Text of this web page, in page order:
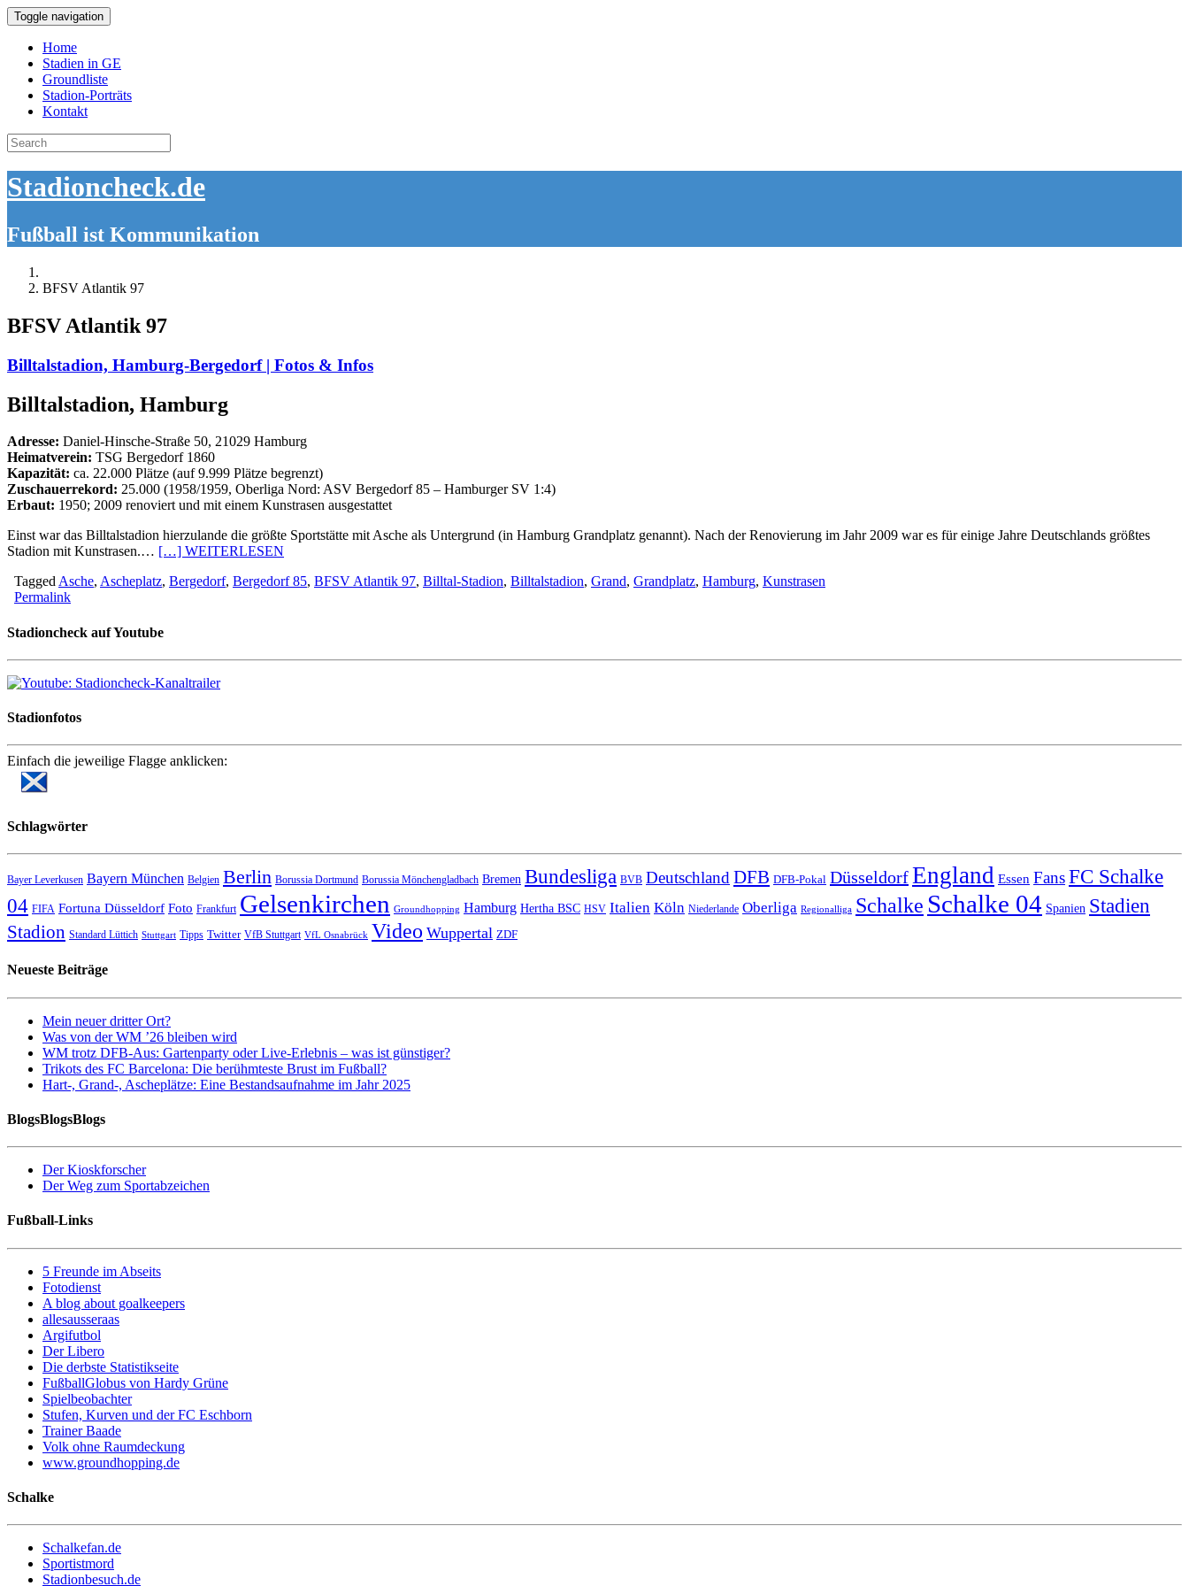
Toggle navigation
Home
Stadien in GE
Groundliste
Stadion-Porträts
Kontakt
Search
for:
Stadioncheck.de
Fußball ist Kommunikation
BFSV Atlantik 97
BFSV Atlantik 97
Billtalstadion, Hamburg-Bergedorf | Fotos & Infos
Billtalstadion, Hamburg
Adresse: Daniel-Hinsche-Straße 50, 21029 Hamburg
Heimatverein: TSG Bergedorf 1860
Kapazität: ca. 22.000 Plätze (auf 9.999 Plätze begrenzt)
Zuschauerrekord: 25.000 (1958/1959, Oberliga Nord: ASV Bergedorf 85 – Hamburger SV 1:4)
Erbaut: 1950; 2009 renoviert und mit einem Kunstrasen ausgestattet
Einst war das Billtalstadion hierzulande die größte Sportstätte mit Asche als Untergrund (in Hamburg Grandplatz genannt). Nach der Renovierung im Jahr 2009 war es für einige Jahre Deutschlands größtes
Stadion mit Kunstrasen.… […] WEITERLESEN
TaggedAsche, Ascheplatz, Bergedorf, Bergedorf 85, BFSV Atlantik 97, Billtal-Stadion, Billtalstadion, Grand, Grandplatz, Hamburg, Kunstrasen
Permalink
Stadioncheck auf Youtube
Stadionfotos
Einfach die jeweilige Flagge anklicken:
Schlagwörter
Bayer Leverkusen Bayern München Belgien Berlin Borussia Dortmund Borussia Mönchengladbach Bremen Bundesliga BVB Deutschland DFB DFB-Pokal DüsseldorfEngland Essen FansFC Schalke
04 FIFA Fortuna Düsseldorf Foto Frankfurt Gelsenkirchen Groundhopping Hamburg Hertha BSC HSV Italien Köln Niederlande Oberliga Regionalliga Schalke Schalke 04 Spanien Stadien
Stadion Standard Lüttich Stuttgart Tipps Twitter VfB Stuttgart VfL Osnabrück Video Wuppertal ZDF
Neueste Beiträge
Mein neuer dritter Ort?
Was von der WM ’26 bleiben wird
WM trotz DFB-Aus: Gartenparty oder Live-Erlebnis – was ist günstiger?
Trikots des FC Barcelona: Die berühmteste Brust im Fußball?
Hart-, Grand-, Ascheplätze: Eine Bestandsaufnahme im Jahr 2025
BlogsBlogsBlogs
Der Kioskforscher
Der Weg zum Sportabzeichen
Fußball-Links
5 Freunde im Abseits
Fotodienst
A blog about goalkeepers
allesausseraas
Argifutbol
Der Libero
Die derbste Statistikseite
FußballGlobus von Hardy Grüne
Spielbeobachter
Stufen, Kurven und der FC Eschborn
Trainer Baade
Volk ohne Raumdeckung
www.groundhopping.de
Schalke
Schalkefan.de
Sportistmord
Stadionbesuch.de